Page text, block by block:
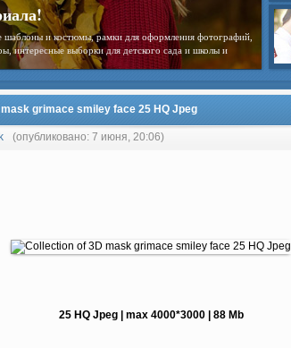
шаблоны и костюмы, рамки для оформления фотографий,
интересные выборки для детского сада и школы и
grimace smiley face 25 HQ Jpeg
(опубликовано: 7 июня, 20:06)
25 HQ Jpeg | max 4000*3000 | 88 Mb